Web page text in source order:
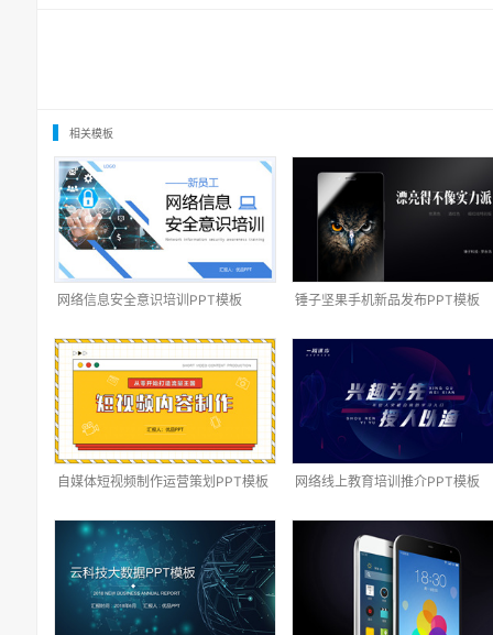
相关模板
网络信息安全意识培训PPT模板 锤子坚果手机新品发布PPT模板
自媒体短视频制作运营策划PPT模板 网络线上教育培训推介PPT模板